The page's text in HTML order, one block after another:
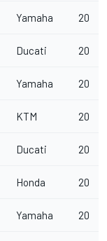
Yamaha 20
Ducati 20
Yamaha 20
KTM 20
Ducati 20
Honda 20
Yamaha 20